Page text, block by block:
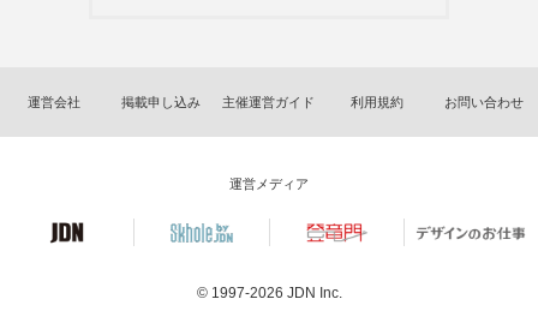
運営会社 掲載申し込み 主催運営ガイド 利用規約 お問い合わせ
運営メディア
© 1997-2026 JDN Inc.